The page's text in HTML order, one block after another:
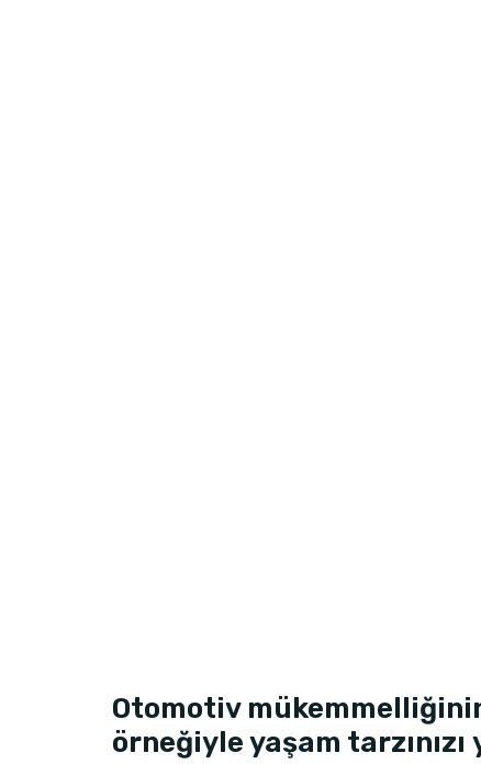
Otomotiv
örneğiyle yaşam